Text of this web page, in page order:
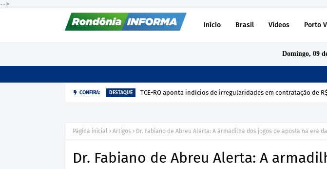
-->
Início Brasil Vídeos Porto
Domingo, 09
CONFIRA: DESTAQUE TCE-RO aponta indícios de irregularidades em contratação de
Página inicial Artigos Dr. Fabiano de Abreu Alerta: A armadilha dos jogos de aposta na era
Dr. Fabiano de Abreu Alerta: A